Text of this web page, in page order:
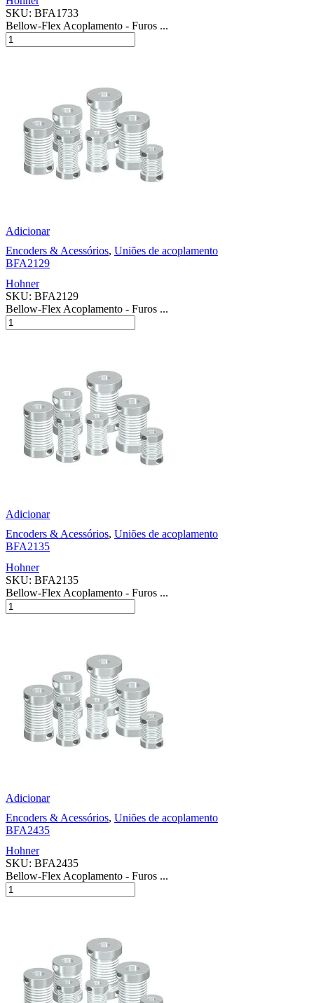
SKU: BFA1733
Bellow-Flex Acoplamento - Furos ...
Adicionar
Encoders & Acessórios, Uniões de acoplamento
BFA2129
Hohner
SKU: BFA2129
Bellow-Flex Acoplamento - Furos ...
Adicionar
Encoders & Acessórios, Uniões de acoplamento
BFA2135
Hohner
SKU: BFA2135
Bellow-Flex Acoplamento - Furos ...
Adicionar
Encoders & Acessórios, Uniões de acoplamento
BFA2435
Hohner
SKU: BFA2435
Bellow-Flex Acoplamento - Furos ...